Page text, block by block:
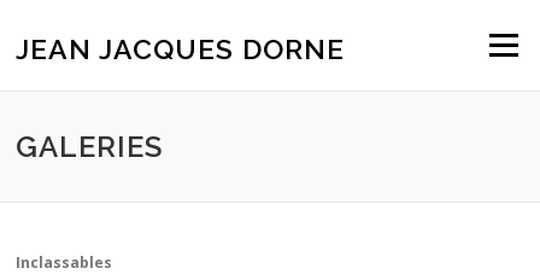
contenu
JEAN JACQUES DORNE Menu
GALERIES
Inclassables